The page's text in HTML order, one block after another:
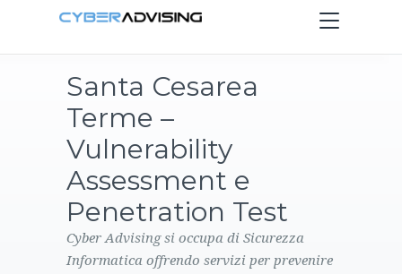
Toggle
navigation
PRODOTTI
CONTATTI
Santa Cesarea
Terme –
Vulnerability
Assessment e
Penetration Test
Cyber Advising si occupa di Sicurezza
Informatica offrendo servizi per prevenire